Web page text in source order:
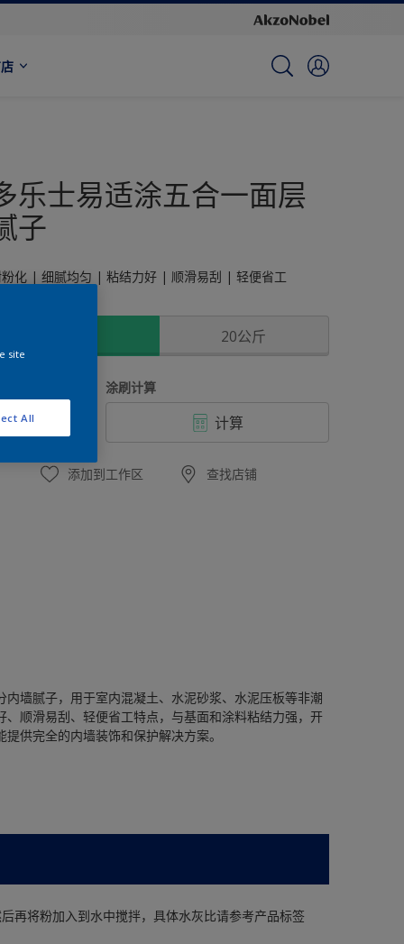
乐士易适涂五合一面层
子
化 | 细腻均匀 | 粘结力好 | 顺滑易刮 | 轻便省工
20公斤
涂刷计算
计算
添加到工作区 查找店铺
墙腻子，用于室内混凝土、水泥砂浆、水泥压板等非潮
顺滑易刮、轻便省工特点，与基面和涂料粘结力强，开
供完全的内墙装饰和保护解决方案。
再将粉加入到水中搅拌，具体水灰比请参考产品标签
site
All